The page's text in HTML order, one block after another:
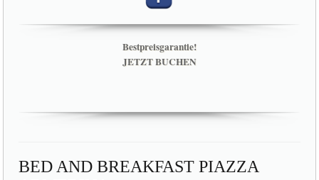
Bestpreisgarantie!
ARMERINA